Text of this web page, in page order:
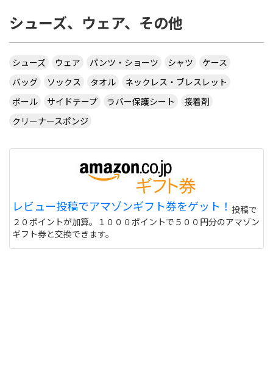
シューズ、ウェア、その他
シューズ ウェア パンツ・ショーツ シャツ
ケース
バッグ
ソックス タオル
ネックレス・ブレスレット
ボール
サイドテープ ラバー保護シート
接着剤
クリーナースポンジ
レビュー投稿でアマゾンギフト券をゲット！ 投稿で
２０ポイントが加算。１０００ポイントで５００円分のアマゾン
ギフト券と交換できます。